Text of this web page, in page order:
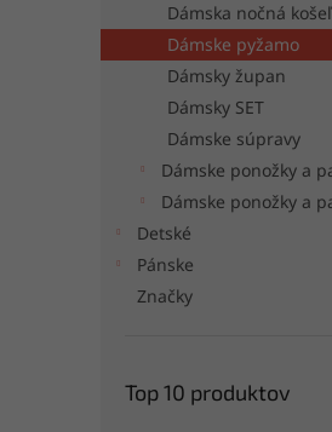
Dámska nočná
Dámske pyžamo
Dámsky župan
Dámsky SET
Dámske súpravy
Dámske ponožky a
Dámske ponožky a
Detské
Pánske
Značky
Top 10 produktov